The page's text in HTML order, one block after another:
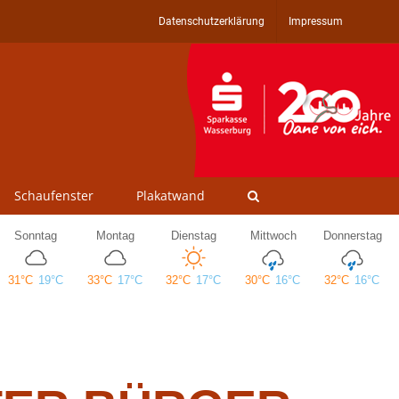
Datenschutzerklärung Impressum
Schaufenster Plakatwand